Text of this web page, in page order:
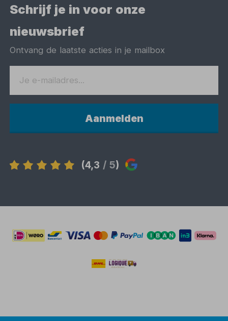
Schrijf je in voor onze
nieuwsbrief
Ontvang de laatste acties in je mailbox
Aanmelden
(4,3 / 5)